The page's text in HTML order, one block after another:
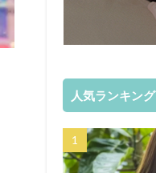
人気ランキング